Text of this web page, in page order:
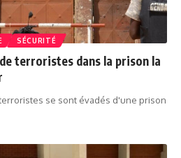
SÉCURITÉ
terroristes dans la prison la
se sont évadés d'une prison